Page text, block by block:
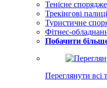
Тенісне
Трекінгові палиці
Туристичне
Фітнес-
Побачити
Переглянути всі